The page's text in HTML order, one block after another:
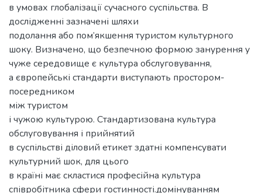
в умовах глобалізації сучасного суспільства. В
дослідженні зазначені шляхи
подолання або пом’якшення туристом культурного
шоку. Визначено, що безпечною формою занурення у
чуже середовище є культура обслуговування,
а європейські стандарти виступають простором-
посередником
між туристом
і чужою культурою. Стандартизована культура
обслуговування і прийнятий
в суспільстві діловий етикет здатні компенсувати
культурний шок, для цього
в країні має скластися професійна культура
співробітника сфери гостинності.домінуванням